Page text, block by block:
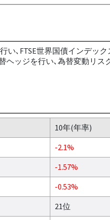
い､FTSE世界国債インデッ
ッジを行い､為替変動リス
10年(年率)
-2.1%
-1.57%
-0.53%
21位